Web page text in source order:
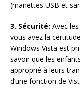
(manettes USB et
3. Sécurité: Avec
vous avez la
Windows Vista est
savoir que les
approprié à leurs
d’une fonction de